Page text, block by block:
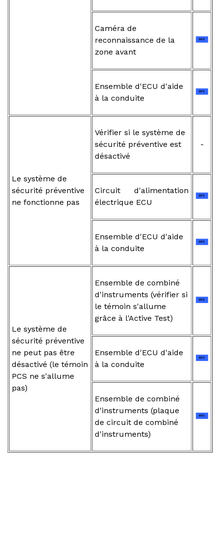
Caméra de
reconnaissance de la
zone avant
Ensemble d'ECU d'aide
à la conduite
Le système de
sécurité préventive
ne fonctionne pas
Vérifier si le système de
sécurité préventive est
désactivé
-
Circuit d'alimentation
électrique ECU
Ensemble d'ECU d'aide
à la conduite
Le système de
sécurité préventive
ne peut pas être
désactivé (le témoin
PCS ne s'allume
pas)
Ensemble de combiné
d'instruments (vérifier si
le témoin s'allume
grâce à l'Active Test)
Ensemble d'ECU d'aide
à la conduite
Ensemble de combiné
d'instruments (plaque
de circuit de combiné
d'instruments)